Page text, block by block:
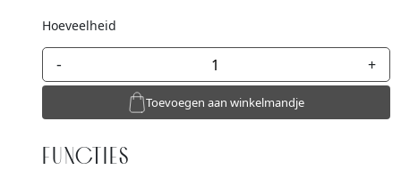
Hoeveelheid
- +
Toevoegen aan winkelmandje
FUNCTIES